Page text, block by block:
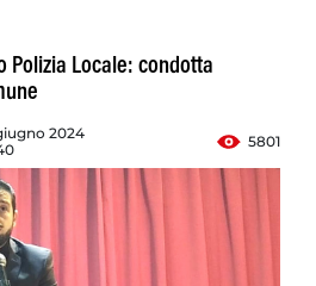
Polizia Locale: condotta
2024
5801